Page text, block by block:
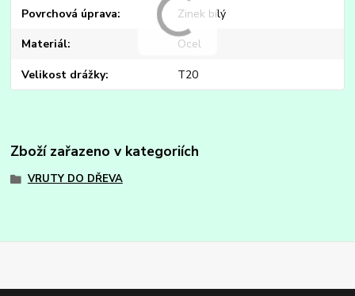
Povrchová úprava Zinek bílý
Materiál Ocel
Velikost drážky T20
Zboží zařazeno v kategoriích
VRUTY DO DŘEVA